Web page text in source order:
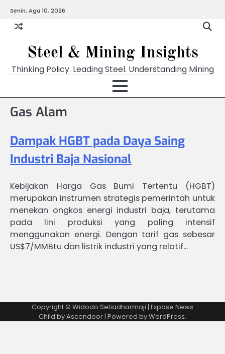
content
Senin, Agu 10, 2026
Steel & Mining Insights
Thinking Policy. Leading Steel. Understanding Mining
Gas Alam
Dampak HGBT pada Daya Saing
Industri Baja Nasional
Kebijakan Harga Gas Bumi Tertentu (HGBT)
merupakan instrumen strategis pemerintah untuk
menekan ongkos energi industri baja, terutama
pada lini produksi yang paling intensif
menggunakan energi. Dengan tarif gas sebesar
US$7/MMBtu dan listrik industri yang relatif…
Copyright © Widodo Setiadharmaji | Expose News
Child byAscendoor| Powered byWordPress.